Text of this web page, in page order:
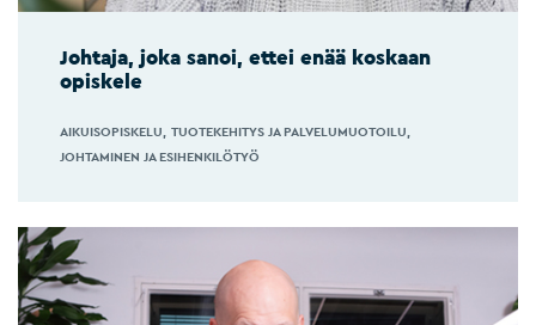
Johtaja, joka sanoi, ettei enää koskaan
opiskele
AIKUISOPISKELU TUOTEKEHITYS JA PALVELUMUOTOILU
JOHTAMINEN JA ESIHENKILÖTYÖ